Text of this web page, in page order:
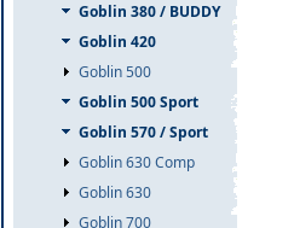
Goblin 380 / BUDDY
Goblin 420
Goblin 500
Goblin 500 Sport
Goblin 570 / Sport
Goblin 630 Comp
Goblin 630
Goblin 700